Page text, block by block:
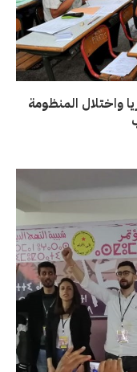
واختلال المنظومة